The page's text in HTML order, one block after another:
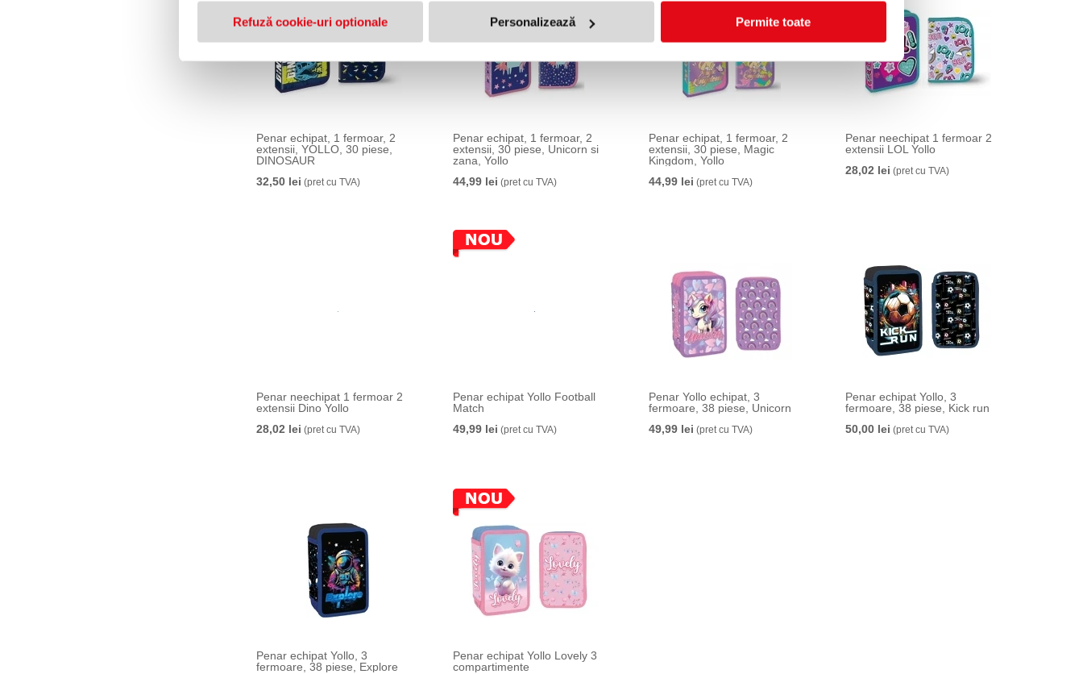
Refuză cookie-uri optionale Personalizează Permite toate
Penar echipat, 1 fermoar, 2
extensii, YOLLO, 30 piese,
DINOSAUR
32,50 lei (pret cu TVA)
Penar echipat, 1 fermoar, 2
extensii, 30 piese, Unicorn si
zana, Yollo
44,99 lei (pret cu TVA)
Penar echipat, 1 fermoar, 2
extensii, 30 piese, Magic
Kingdom, Yollo
44,99 lei (pret cu TVA)
Penar neechipat 1 fermoar 2
extensii LOL Yollo
28,02 lei (pret cu TVA)
Penar neechipat 1 fermoar 2
extensii Dino Yollo
28,02 lei (pret cu TVA)
Penar echipat Yollo Football
Match
49,99 lei (pret cu TVA)
Penar Yollo echipat, 3
fermoare, 38 piese, Unicorn
49,99 lei (pret cu TVA)
Penar echipat Yollo, 3
fermoare, 38 piese, Kick run
50,00 lei (pret cu TVA)
Penar echipat Yollo, 3
fermoare, 38 piese, Explore
Penar echipat Yollo Lovely 3
compartimente